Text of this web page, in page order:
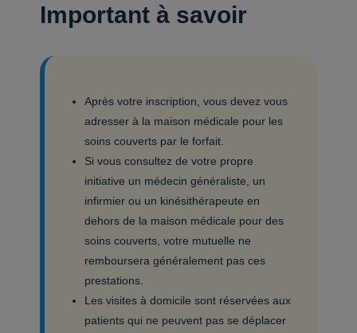
Important à savoir
Après votre inscription, vous devez vous
adresser à la maison médicale pour les
soins couverts par le forfait.
Si vous consultez de votre propre
initiative un médecin généraliste, un
infirmier ou un kinésithérapeute en
dehors de la maison médicale pour des
soins couverts, votre mutuelle ne
remboursera généralement pas ces
prestations.
Les visites à domicile sont réservées aux
patients qui ne peuvent pas se déplacer